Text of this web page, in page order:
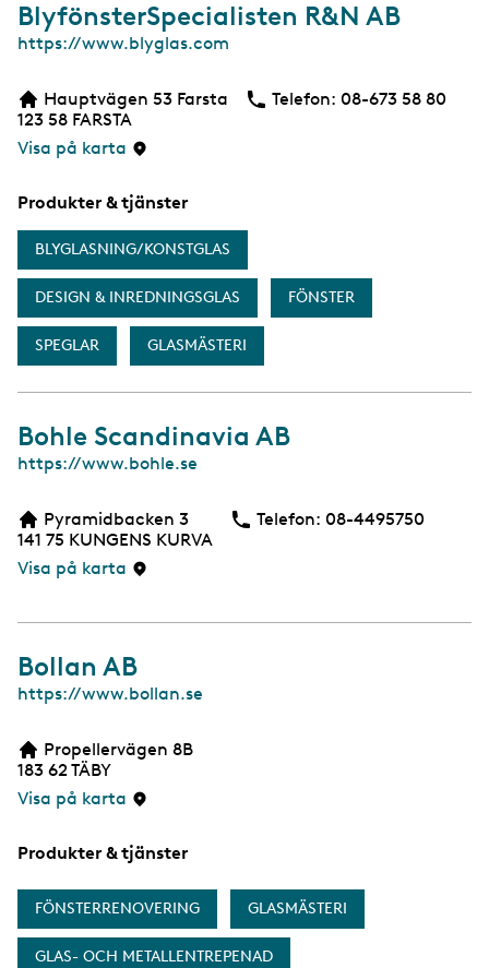
BlyfönsterSpecialisten R&N AB
W
b
s
i
https://www.blyglas.com
Hauptvägen 53 Farsta
123 58 FARSTA
Visa på karta
Telefon: Telefon
08-673 58 80
Produkter & tjänster
BLYGLASNING/KONSTGLAS
DESIGN & INREDNINGSGLAS FÖNSTER
SPEGLAR GLASMÄSTERI
Bohle Scandinavia AB
W
b
s
i
https://www.bohle.se
Pyramidbacken 3
141 75 KUNGENS KURVA
Visa på karta
Telefon: Telefon
08-4495750
Bollan AB
W
b
s
i
https://www.bollan.se
Propellervägen 8B
183 62TÄBY
Visa på karta
Produkter & tjänster
FÖNSTERRENOVERING GLASMÄSTERI
GLAS- OCH METALLENTREPENAD